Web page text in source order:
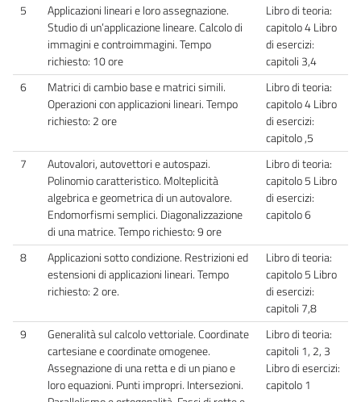
5
Applicazioni lineari e loro assegnazione.
Studio di un’applicazione lineare. Calcolo di
immagini e controimmagini. Tempo
richiesto: 10 ore
Libro di teoria:
capitolo 4 Libro
di esercizi:
capitoli 3,4
6
Matrici di cambio base e matrici simili.
Operazioni con applicazioni lineari. Tempo
richiesto: 2 ore
Libro di teoria:
capitolo 4 Libro
di esercizi:
capitolo ,5
7
Autovalori, autovettori e autospazi.
Polinomio caratteristico. Molteplicità
algebrica e geometrica di un autovalore.
Endomorfismi semplici. Diagonalizzazione
di una matrice. Tempo richiesto: 9 ore
Libro di teoria:
capitolo 5 Libro
di esercizi:
capitolo 6
8
Applicazioni sotto condizione. Restrizioni ed
estensioni di applicazioni lineari. Tempo
richiesto: 2 ore.
Libro di teoria:
capitolo 5 Libro
di esercizi:
capitoli 7,8
9
Generalità sul calcolo vettoriale. Coordinate
cartesiane e coordinate omogenee.
Assegnazione di una retta e di un piano e
loro equazioni. Punti impropri. Intersezioni.
Libro di teoria:
capitoli 1, 2, 3
Libro di esercizi:
capitolo 1